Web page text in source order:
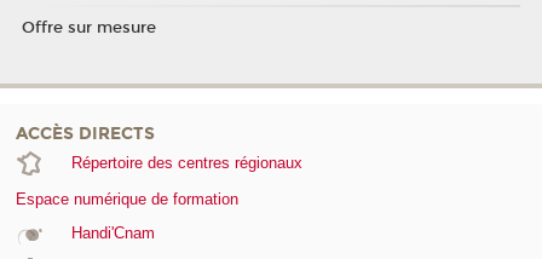
Offre sur mesure
ACCÈS DIRECTS
Répertoire des centres régionaux
Espace numérique de formation
Handi'Cnam